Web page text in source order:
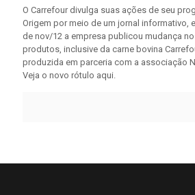
O Carrefour divulga suas ações de seu
Origem por meio de um jornal informativo,
de nov/12 a empresa publicou mudança
produtos, inclusive da carne bovina
produzida em parceria com a associação
Veja o novo rótulo aqui.